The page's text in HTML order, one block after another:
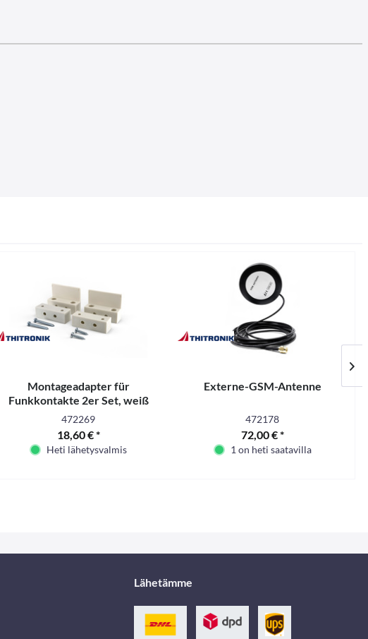
Montageadapter für
Funkkontakte 2er Set, weiß
472269
18,60 € *
Heti lähetysvalmis
Externe-GSM-Antenne
472178
72,00 € *
1 on heti saatavilla
Lähetämme